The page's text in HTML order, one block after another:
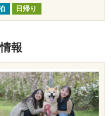
日帰り
報